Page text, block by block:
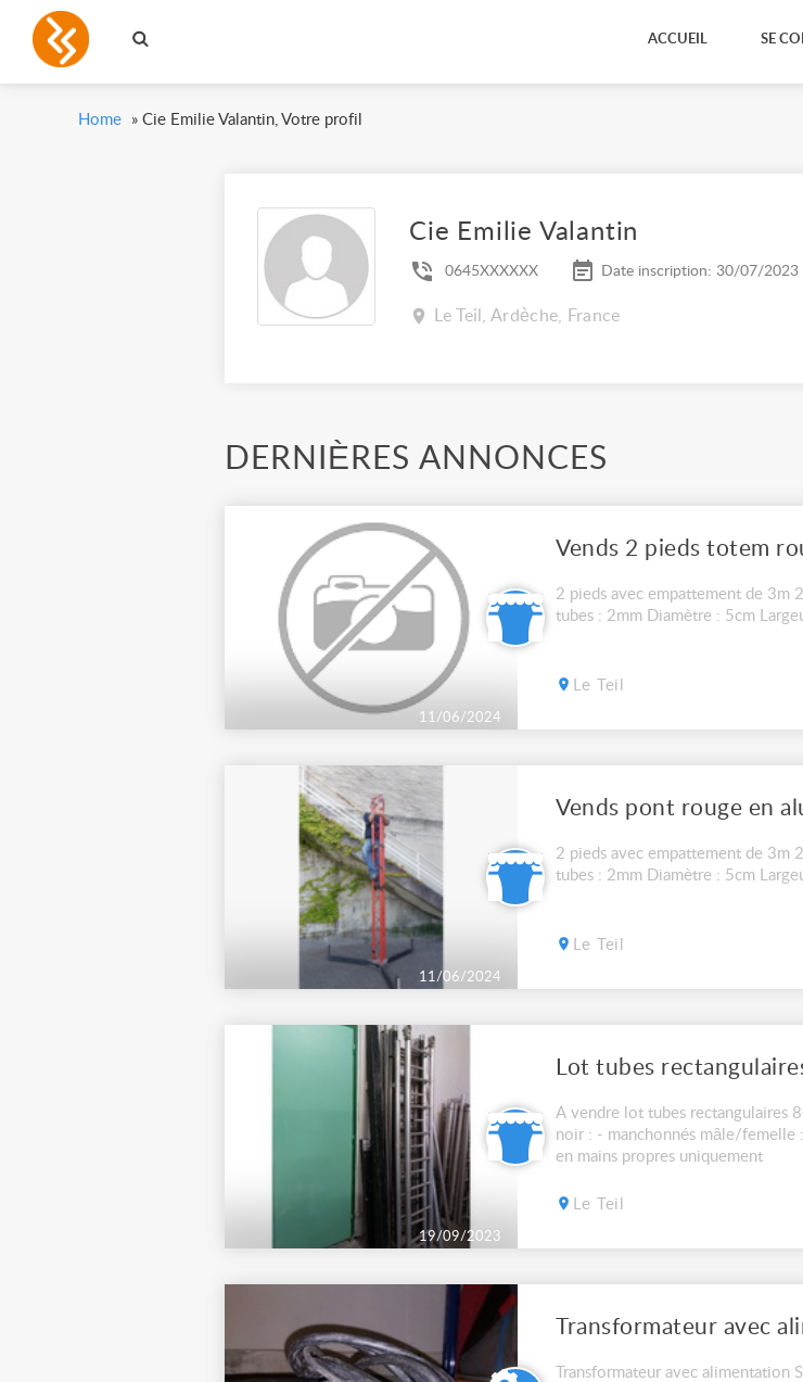
ACCUEIL SE
Home » Cie Emilie Valantin, Votre profil
Cie Emilie Valantin
0645XXXXXX Date inscription: 30/07/2023
Le Teil, Ardèche, France
DERNIÈRES ANNONCES
11/06/2024
Vends 2 pieds totem
2 pieds avec empattement de 3m
tubes : 2mm Diamètre : 5cm
Le Teil
11/06/2024
Vends pont rouge en
2 pieds avec empattement de 3m
tubes : 2mm Diamètre : 5cm
Le Teil
19/09/2023
Lot tubes
A vendre lot tubes rectangulaires
noir : - manchonnés mâle/
en mains propres uniquement
Le Teil
Transformateur avec
Transformateur avec alimentation